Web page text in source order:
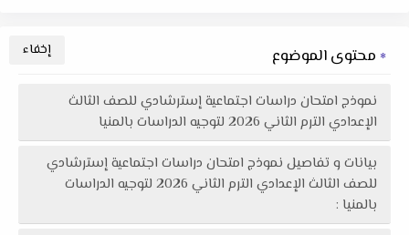
محتوى الموضوع
نموذج امتحان دراسات اجتماعية إسترشادي للصف الثالث
الإعدادي الترم الثاني 2026 لتوجيه الدراسات بالمنيا
بيانات و تفاصيل نموذج امتحان دراسات اجتماعية إسترشادي
للصف الثالث الإعدادي الترم الثاني 2026 لتوجيه الدراسات
بالمنيا :